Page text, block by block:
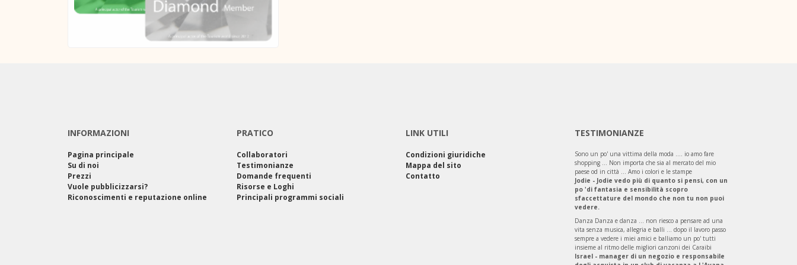
INFORMAZIONI
Pagina principale
Su di noi
Prezzi
Vuole pubblicizzarsi?
Riconoscimenti e reputazione online
PRATICO
Collaboratori
Testimonianze
Domande frequenti
Risorse e Loghi
Principali programmi sociali
LINK UTILI
Condizioni giuridiche
Mappa del sito
Contatto
TESTIMONIANZE
Sono un po' una vittima della moda .... io amo fare
shopping ... Non importa che sia al mercato del mio
paese od in città ... Amo i colori e le stampe
Jodie - Jodie vedo più di quanto si pensi, con un
po 'di fantasia e sensibilità scopro
sfaccettature del mondo che non tu non puoi
vedere.
Danza Danza e danza ... non riesco a pensare ad una
vita senza musica, allegria e balli ... dopo il lavoro passo
sempre a vedere i miei amici e balliamo un po' tutti
insieme al ritmo delle migliori canzoni dei Caraibi
Israel - manager di un negozio e responsabile